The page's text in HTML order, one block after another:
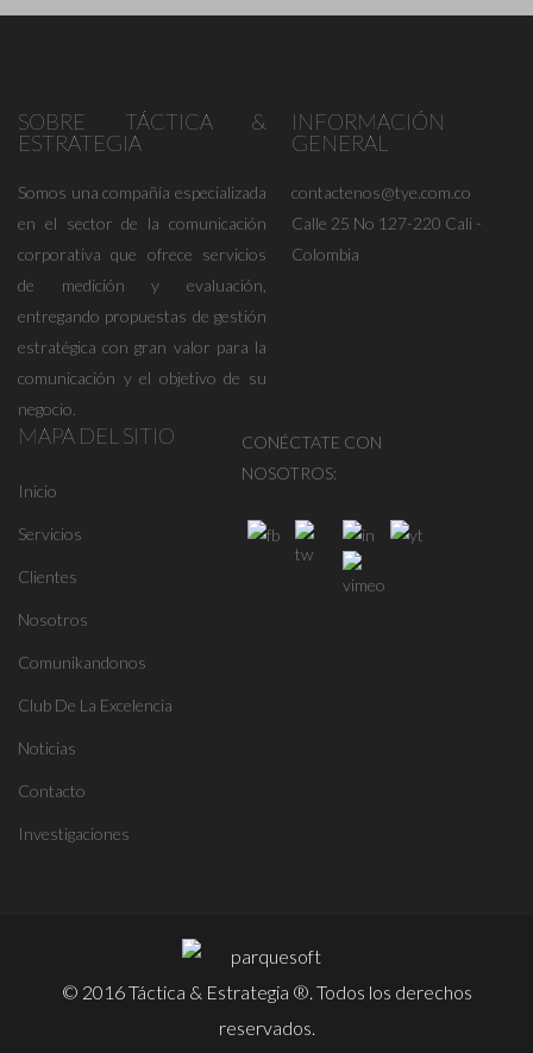
SOBRE TÁCTICA &
ESTRATEGIA
Somos una compañía especializada
en el sector de la comunicación
corporativa que ofrece servicios
de medición y evaluación,
entregando propuestas de gestión
estratégica con gran valor para la
comunicación y el objetivo de su
negocio.
INFORMACIÓN
GENERAL
contactenos@tye.com.co
Calle 25 No 127-220 Cali -
Colombia
MAPA DEL SITIO
Inicio
Servicios
Clientes
Nosotros
Comunikandonos
Club De La Excelencia
Noticias
Contacto
Investigaciones
CONÉCTATE CON
NOSOTROS:
© 2016 Táctica & Estrategia ®. Todos los derechos
reservados.